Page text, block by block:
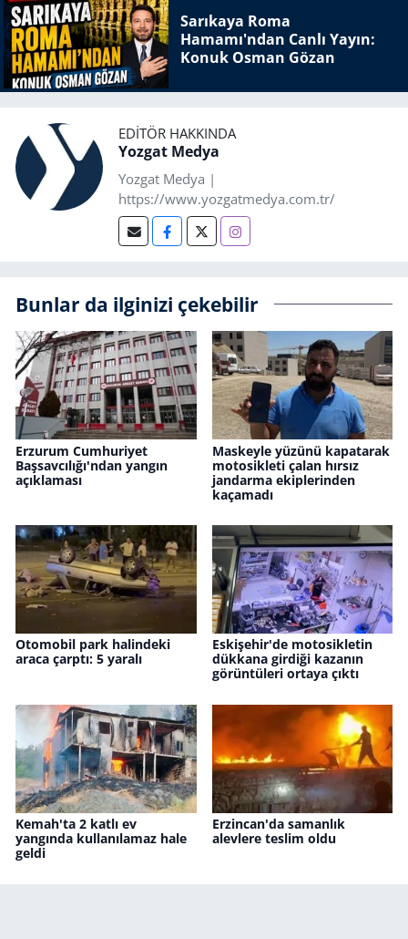
Sarıkaya Roma
Hamamı'ndan Canlı Yayın:
Konuk Osman Gözan
EDITÖR HAKKINDA
Yozgat Medya
Yozgat Medya |
https://www.yozgatmedya.com.tr/
Bunlar da ilginizi çekebilir
Erzurum Cumhuriyet
Başsavcılığı'ndan yangın
açıklaması
Maskeyle yüzünü kapatarak
motosikleti çalan hırsız
jandarma ekiplerinden
kaçamadı
Otomobil park halindeki
araca çarptı: 5 yaralı
Eskişehir'de motosikletin
dükkana girdiği kazanın
görüntüleri ortaya çıktı
Kemah'ta 2 katlı ev
yangında kullanılamaz hale
geldi
Erzincan'da samanlık
alevlere teslim oldu